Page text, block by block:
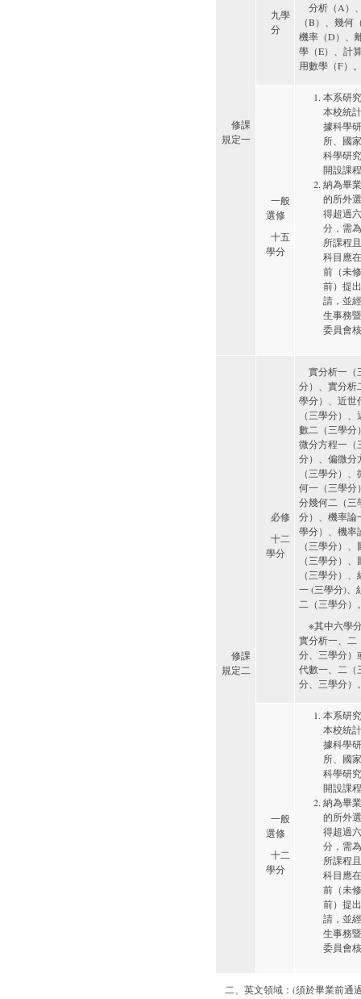
修課
規定一
九學
分
分析（A）
（B）、幾何
機率（D）、
學（E）、計
用數學（F）
一般
選修
十五
學分
本系研
本校統
據科學
所、國
科學研
開設課
納為畢
的所外
得超過
分，需
所課程
科目應
前（未
前）提
請，並
生事務
委員會
修課
規定二
必修
十二
學分
實分析一（
分）、實分析
學分）、近世
（三學分）
數二（三學分
微分方程一（
分）、偏微分
（三學分）
何一（三學分
分幾何二（三
分）、機率論
學分）、機率
（三學分）
（三學分）
（三學分）
一 (三學分)、
二（三學分）
※其中六學
實分析一、二
分、三學分）
代數一、二（
分、三學分）
一般
選修
十二
學分
本系研
本校統
據科學
所、國
科學研
開設課
納為畢
的所外
得超過
分，需
所課程
科目應
前（未
前）提
請，並
生事務
委員會
二、英文領域：(須於畢業前通